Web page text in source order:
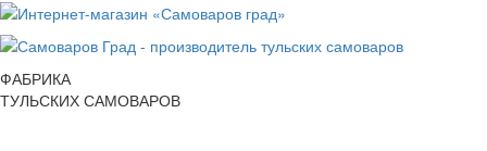
ФАБРИКА
ТУЛЬСКИХ САМОВАРОВ